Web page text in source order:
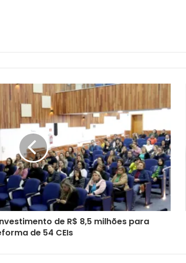
de R$ 8,5 milhões para
de 54 CEIs